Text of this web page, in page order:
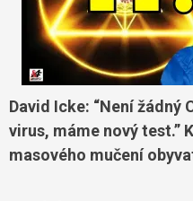
David Icke: “Není žádný
virus, máme nový test.”
masového mučení